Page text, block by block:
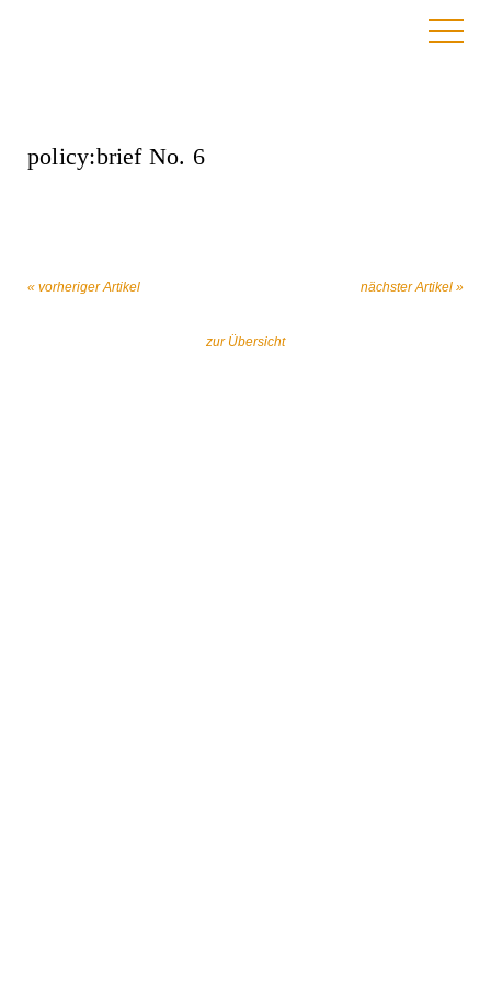
policy:brief No. 6
« vorheriger Artikel
zur Übersicht
nächster Artikel »